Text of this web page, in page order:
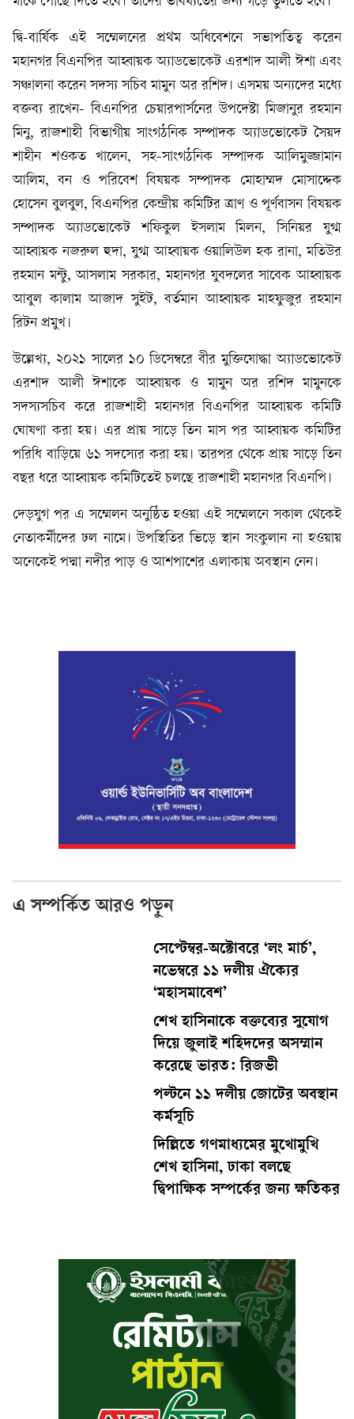
দ্বি-বার্ষিক এই সম্মেলনের প্রথম অধিবেশনে সভাপতিত্ব করেন
মহানগর বিএনপির আহ্বায়ক অ্যাডভোকেট এরশাদ আলী ঈশা এবং
সঞ্চালনা করেন সদস্য সচিব মামুন অর রশিদ। এসময় অন্যদের মধ্যে
বক্তব্য রাখেন- বিএনপির চেয়ারপার্সনের উপদেষ্টা মিজানুর রহমান
মিনু, রাজশাহী বিভাগীয় সাংগঠনিক সম্পাদক অ্যাডভোকেট সৈয়দ
শাহীন শওকত খালেন, সহ-সাংগঠনিক সম্পাদক আলিমুজ্জামান
আলিম, বন ও পরিবেশ বিষয়ক সম্পাদক মোহাম্মদ মোসাদ্দেক
হোসেন বুলবুল, বিএনপির কেন্দ্রীয় কমিটির ত্রাণ ও পূর্ণবাসন বিষয়ক
সম্পাদক অ্যাডভোকেট শফিকুল ইসলাম মিলন, সিনিয়র যুগ্ম
আহ্বায়ক নজরুল হুদা, যুগ্ম আহ্বায়ক ওয়ালিউল হক রানা, মতিউর
রহমান মন্টু, আসলাম সরকার, মহানগর যুবদলের সাবেক আহ্বায়ক
আবুল কালাম আজাদ সুইট, বর্তমান আহ্বায়ক মাহফুজুর রহমান
রিটন প্রমুখ।
উল্লেখ্য, ২০২১ সালের ১০ ডিসেম্বরে বীর মুক্তিযোদ্ধা অ্যাডভোকেট
এরশাদ আলী ঈশাকে আহ্বায়ক ও মামুন অর রশিদ মামুনকে
সদস্যসচিব করে রাজশাহী মহানগর বিএনপির আহ্বায়ক কমিটি
ঘোষণা করা হয়। এর প্রায় সাড়ে তিন মাস পর আহ্বায়ক কমিটির
পরিধি বাড়িয়ে ৬১ সদস্যের করা হয়। তারপর থেকে প্রায় সাড়ে তিন
বছর ধরে আহ্বায়ক কমিটিতেই চলছে রাজশাহী মহানগর বিএনপি।
দেড়যুগ পর এ সম্মেলন অনুষ্ঠিত হওয়া এই সম্মেলনে সকাল থেকেই
নেতাকর্মীদের ঢল নামে। উপস্থিতির ভিড়ে স্থান সংকুলান না হওয়ায়
অনেকেই পদ্মা নদীর পাড় ও আশপাশের এলাকায় অবস্থান নেন।
এ সম্পর্কিত আরও পড়ুন
সেপ্টেম্বর-অক্টোবরে ‘লং মার্চ’,
নভেম্বরে ১১ দলীয় ঐক্যের
‘মহাসমাবেশ’
শেখ হাসিনাকে বক্তব্যের সুযোগ
দিয়ে জুলাই শহিদদের অসম্মান
করেছে ভারত: রিজভী
পল্টনে ১১ দলীয় জোটের অবস্থান
কর্মসূচি
দিল্লিতে গণমাধ্যমের মুখোমুখি
শেখ হাসিনা, ঢাকা বলছে
দ্বিপাক্ষিক সম্পর্কের জন্য ক্ষতিকর